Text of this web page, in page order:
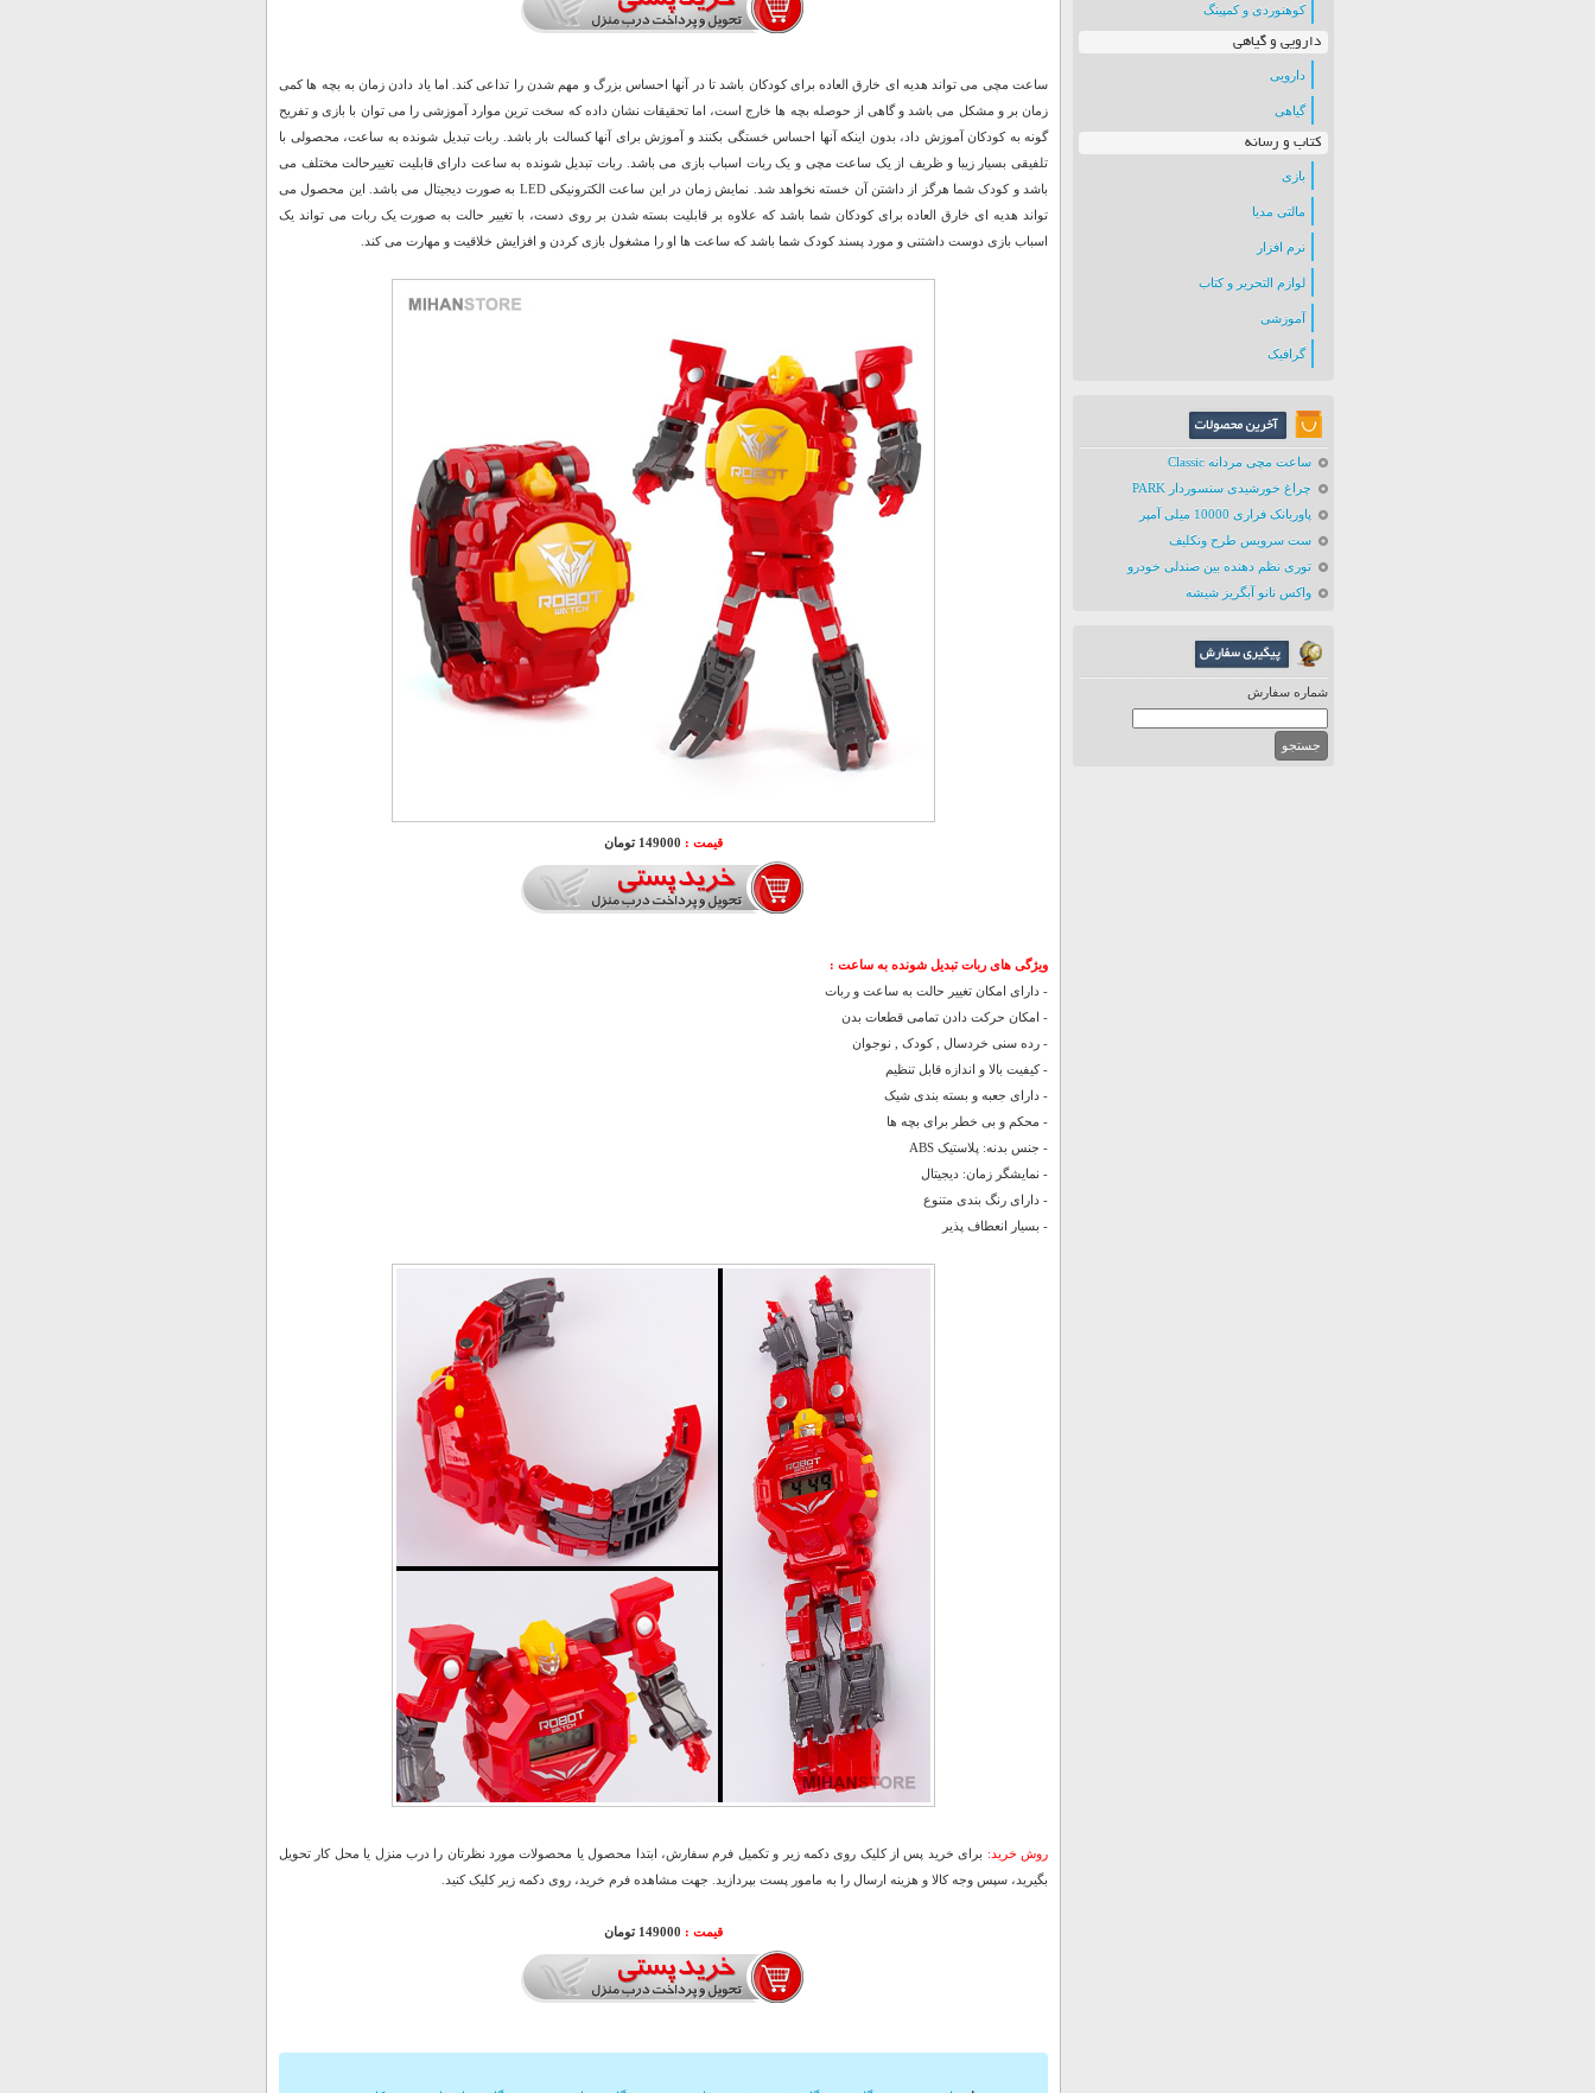
کوهنوردی و کمپینگ
دارویی و گیاهی
دارویی
گیاهی
کتاب و رسانه
بازی
مالتی مدیا
نرم افزار
لوازم التحریر و کتاب
آموزشی
گرافیک
ساعت مچی مردانه Classic
چراغ خورشیدی سنسوردار PARK
پاوربانک فراری 10000 میلی آمپر
ست سرویس طرح ونکلیف
توری نظم دهنده بین صندلی خودرو
واکس نانو آبگریز شیشه
شماره سفارش
ساعت مچی می تواند هدیه ای خارق العاده برای کودکان باشد تا در آنها احساس بزرگ و مهم شدن را تداعی کند. اما یاد دادن زمان به بچه ها کمی
زمان بر و مشکل می باشد و گاهی از حوصله بچه ها خارج است، اما تحقیقات نشان داده که سخت ترین موارد آموزشی را می توان با بازی و تفریح
گونه به کودکان آموزش داد، بدون اینکه آنها احساس خستگی بکنند و آموزش برای آنها کسالت بار باشد. ربات تبدیل شونده به ساعت، محصولی با
تلفیقی بسیار زیبا و ظریف از یک ساعت مچی و یک ربات اسباب بازی می باشد. ربات تبدیل شونده به ساعت دارای قابلیت تغییرحالت مختلف می
باشد و کودک شما هرگز از داشتن آن خسته نخواهد شد. نمایش زمان در این ساعت الکترونیکی LED به صورت دیجیتال می باشد. این محصول می
تواند هدیه ای خارق العاده برای کودکان شما باشد که علاوه بر قابلیت بسته شدن بر روی دست، با تغییر حالت به صورت یک ربات می تواند یک
اسباب بازی دوست داشتنی و مورد پسند کودک شما باشد که ساعت ها او را مشغول بازی کردن و افزایش خلاقیت و مهارت می کند.
قیمت : 149000 تومان
ویژگی های ربات تبدیل شونده به ساعت :
- دارای امکان تغییر حالت به ساعت و ربات
- امکان حرکت دادن تمامی قطعات بدن
- رده سنی خردسال , کودک , نوجوان
- کیفیت بالا و اندازه قابل تنظیم
- دارای جعبه و بسته بندی شیک
- محکم و بی خطر برای بچه ها
- جنس بدنه: پلاستیک ABS
- نمایشگر زمان: دیجیتال
- دارای رنگ بندی متنوع
- بسیار انعطاف پذیر
روش خرید: برای خرید پس از کلیک روی دکمه زیر و تکمیل فرم سفارش، ابتدا محصول یا محصولات مورد نظرتان را درب منزل یا محل کار تحویل
بگیرید، سپس وجه کالا و هزینه ارسال را به مامور پست بپردازید. جهت مشاهده فرم خرید، روی دکمه زیر کلیک کنید.
قیمت : 149000 تومان